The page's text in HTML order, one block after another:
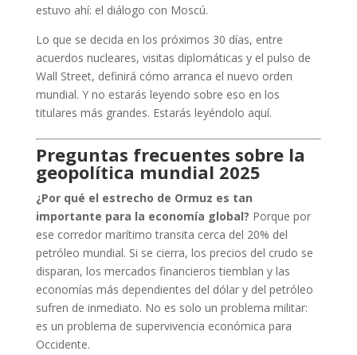
estuvo ahí: el diálogo con Moscú.
Lo que se decida en los próximos 30 días, entre
acuerdos nucleares, visitas diplomáticas y el pulso de
Wall Street, definirá cómo arranca el nuevo orden
mundial. Y no estarás leyendo sobre eso en los
titulares más grandes. Estarás leyéndolo aquí.
Preguntas frecuentes sobre la
geopolítica mundial 2025
¿Por qué el estrecho de Ormuz es tan
importante para la economía global? Porque por
ese corredor marítimo transita cerca del 20% del
petróleo mundial. Si se cierra, los precios del crudo se
disparan, los mercados financieros tiemblan y las
economías más dependientes del dólar y del petróleo
sufren de inmediato. No es solo un problema militar:
es un problema de supervivencia económica para
Occidente.